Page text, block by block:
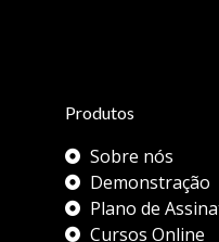
Produtos
Sobre nós
Demonstração
Plano de
Cursos Online